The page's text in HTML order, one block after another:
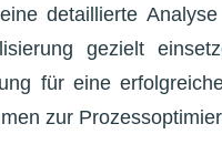
detaillierte
gezielt
für eine
zur